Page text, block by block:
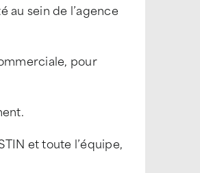
au sein de l’agence
pour
et toute l’équipe,